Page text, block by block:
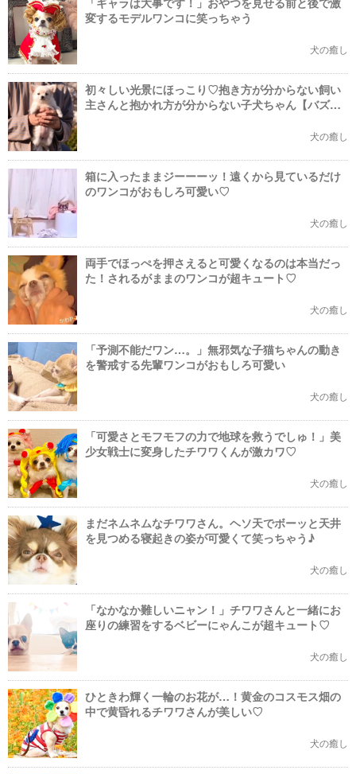
変するモデルワンコに笑っちゃう
犬の癒し
初々しい光景にほっこり♡抱き方が分からない飼い
主さんと抱かれ方が分からない子犬ちゃん【バズ
犬の癒し
箱に入ったままジーーーッ！遠くから見ているだけ
のワンコがおもしろ可愛い♡
犬の癒し
両手でほっぺを押さえると可愛くなるのは本当だっ
た！されるがままのワンコが超キュート♡
犬の癒し
「予測不能だワン…。」無邪気な子猫ちゃんの動き
を警戒する先輩ワンコがおもしろ可愛い
犬の癒し
「可愛さとモフモフの力で地球を救うでしゅ！」美
少女戦士に変身したチワワくんが激カワ♡
犬の癒し
まだネムネムなチワワさん。ヘソ天でボーッと天井
を見つめる寝起きの姿が可愛くて笑っちゃう♪
犬の癒し
「なかなか難しいニャン！」チワワさんと一緒にお
座りの練習をするベビーにゃんこが超キュート♡
犬の癒し
ひときわ輝く一輪のお花が…！黄金のコスモス畑の
中で黄昏れるチワワさんが美しい♡
犬の癒し